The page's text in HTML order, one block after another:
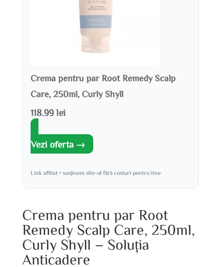
Crema pentru par Root Remedy Scalp
Care, 250ml, Curly Shyll
118.99 lei
Vezi oferta →
Link afiliat • susținem site-ul fără costuri pentru tine
Crema pentru par Root
Remedy Scalp Care, 250ml,
Curly Shyll – Soluția
Anticadere